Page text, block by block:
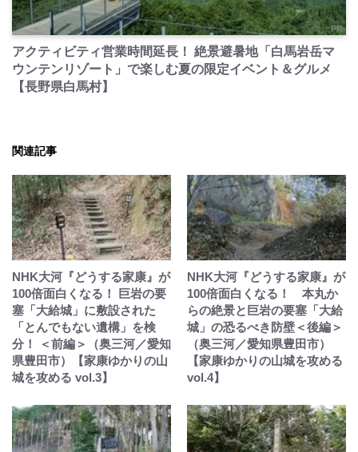
PR
アクティビティ営業時間延長！ 絶景避暑地「白馬岩岳マ
ウンテンリゾート」で楽しむ夏の限定イベント＆グルメ
【長野県白馬村】
関連記事
NHK大河『どうする家康』が
100倍面白くなる！ 巨岩の要
塞「大給城」に敷設された
「とんでもない遺構」を検
分！ ＜前編＞（奥三河／愛知
県豊田市）【家康ゆかりの山
城を攻める vol.3】
NHK大河『どうする家康』が
100倍面白くなる！ 本丸か
らの絶景と巨岩の要塞「大給
城」の恐るべき防壁＜後編＞
（奥三河／愛知県豊田市）
【家康ゆかりの山城を攻める
vol.4】